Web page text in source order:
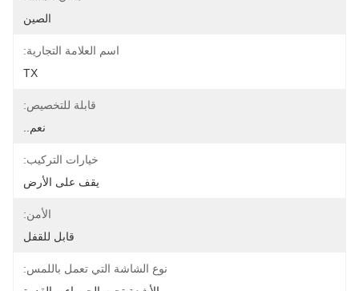
الصين
اسم العلامة التجارية:
TX
قابلة للتخصيص:
نعم..
خيارات التركيب:
يقف على الأرض
الأمن:
قابل للقفل
نوع الشاشة التي تعمل باللمس: